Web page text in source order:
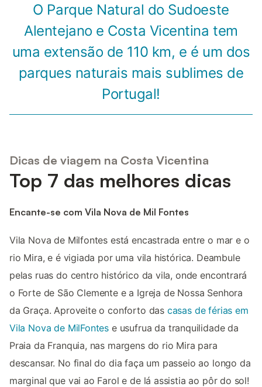
O Parque Natural do Sudoeste
Alentejano e Costa Vicentina tem
uma extensão de 110 km, e é um dos
parques naturais mais sublimes de
Portugal!
Dicas de viagem na Costa Vicentina
Top 7 das melhores dicas
Encante-se com Vila Nova de Mil Fontes
Vila Nova de Milfontes está encastrada entre o mar e o
rio Mira, e é vigiada por uma vila histórica. Deambule
pelas ruas do centro histórico da vila, onde encontrará
o Forte de São Clemente e a Igreja de Nossa Senhora
da Graça. Aproveite o conforto das casas de férias em
Vila Nova de MilFontes e usufrua da tranquilidade da
Praia da Franquia, nas margens do rio Mira para
descansar. No final do dia faça um passeio ao longo da
marginal que vai ao Farol e de lá assistia ao pôr do sol!